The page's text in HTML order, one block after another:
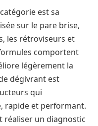
est sa
sur le pare brise,
les rétroviseurs et
comportent
légèrement la
dégivrant est
qui
rapide et performant.
réaliser un diagnostic